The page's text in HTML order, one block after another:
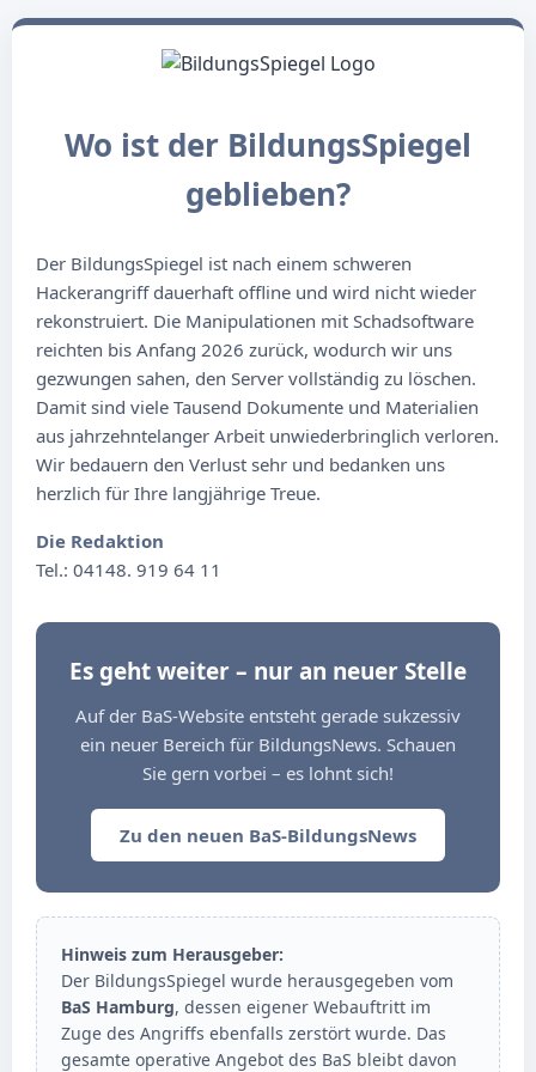
Wo ist der BildungsSpiegel
geblieben?
Der BildungsSpiegel ist nach einem schweren
Hackerangriff dauerhaft offline und wird nicht wieder
rekonstruiert. Die Manipulationen mit Schadsoftware
reichten bis Anfang 2026 zurück, wodurch wir uns
gezwungen sahen, den Server vollständig zu löschen.
Damit sind viele Tausend Dokumente und Materialien
aus jahrzehntelanger Arbeit unwiederbringlich verloren.
Wir bedauern den Verlust sehr und bedanken uns
herzlich für Ihre langjährige Treue.
Die Redaktion
Tel.: 04148. 919 64 11
Es geht weiter – nur an neuer Stelle
Auf der BaS-Website entsteht gerade sukzessiv
ein neuer Bereich für BildungsNews. Schauen
Sie gern vorbei – es lohnt sich!
Zu den neuen BaS-BildungsNews
Hinweis zum Herausgeber:
Der BildungsSpiegel wurde herausgegeben vom
BaS Hamburg, dessen eigener Webauftritt im
Zuge des Angriffs ebenfalls zerstört wurde. Das
gesamte operative Angebot des BaS bleibt davon